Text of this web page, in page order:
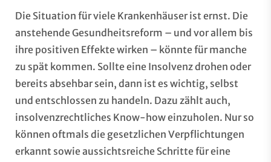
Die Situation für viele Krankenhäuser ist ernst. Die
anstehende Gesundheitsreform – und vor allem bis
ihre positiven Effekte wirken – könnte für manche
zu spät kommen. Sollte eine Insolvenz drohen oder
bereits absehbar sein, dann ist es wichtig, selbst
und entschlossen zu handeln. Dazu zählt auch,
insolvenzrechtliches Know-how einzuholen. Nur so
können oftmals die gesetzlichen Verpflichtungen
erkannt sowie aussichtsreiche Schritte für eine